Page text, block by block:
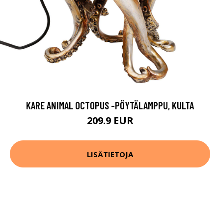
KARE ANIMAL OCTOPUS -PÖYTÄLAMPPU, KULTA
209.9 EUR
LISÄTIETOJA